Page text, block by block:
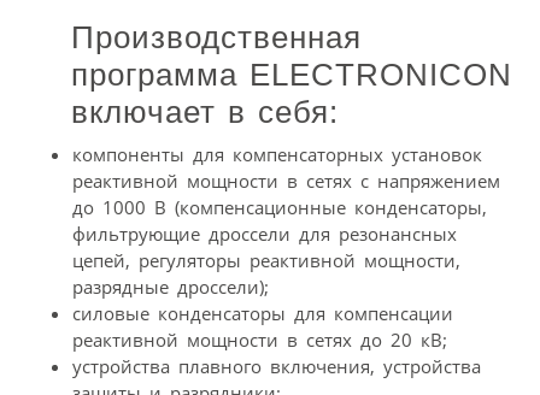
Производственная
программа ELECTRONICON
включает в себя:
компоненты для компенсаторных установок
реактивной мощности в сетях с напряжением
до 1000 В (компенсационные конденсаторы,
фильтрующие дроссели для резонансных
цепей, регуляторы реактивной мощности,
разрядные дроссели);
силовые конденсаторы для компенсации
реактивной мощности в сетях до 20 кВ;
устройства плавного включения, устройства